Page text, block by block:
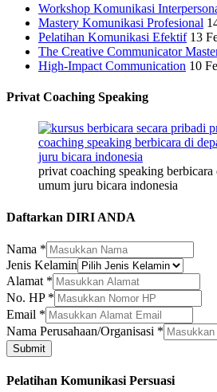
Workshop Komunikasi
Mastery Komunikasi Profesional
Pelatihan Komunikasi Efektif 13
The Creative Communicator
High-Impact Communication 10
Privat Coaching Speaking
privat coaching speaking berbicara
umum juru bicara indonesia
Daftarkan DIRI ANDA
Nama *
Jenis Kelamin
Alamat *
No. HP *
Kelamin
No.
Email
Email *
Nama Perusahaan/Organisasi *
Submit
Pelatihan Komunikasi Persuasi